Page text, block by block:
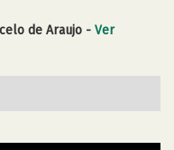
de Araujo - Ver